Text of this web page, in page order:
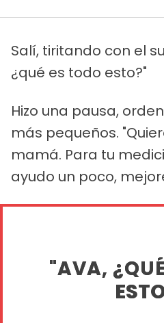
Salí, tiritando con el
¿qué es todo esto?"
Hizo una pausa,
más pequeños.
mamá. Para tu
ayudo un poco,
"AVA,